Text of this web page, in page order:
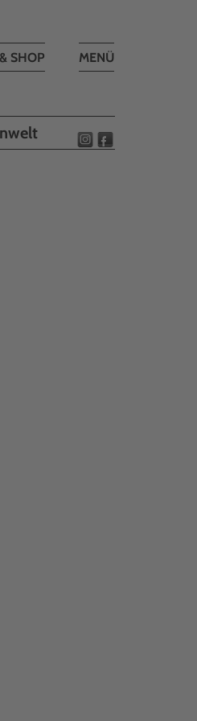
Toggle
MENÜ
SHOP